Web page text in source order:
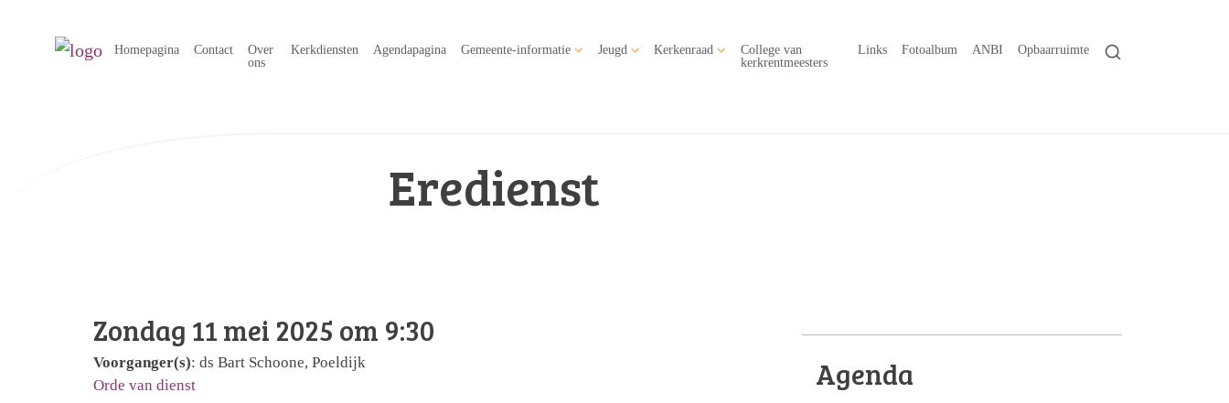
Homepagina Contact
Over
ons
Kerkdiensten Agendapagina Gemeente-informatie Jeugd Kerkenraad
College van
kerkrentmeesters
Links Fotoalbum ANBI Opbaarruimte
Eredienst
Zondag 11 mei 2025 om 9:30
Voorganger(s): ds Bart Schoone, Poeldijk
Orde van dienst
Agenda